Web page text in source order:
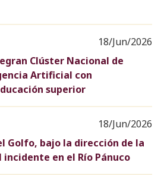
18/Jun/2026
Clúster Nacional de
Artificial con
superior
18/Jun/2026
Golfo, bajo la dirección de la
en el Río Pánuco